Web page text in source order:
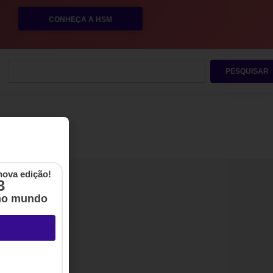
CONHEÇA A HSM
PESQUISAR
edição!
mundo